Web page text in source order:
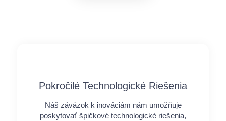
Pokročilé Technologické Riešenia
Náš záväzok k inováciám nám umožňuje
poskytovať špičkové technologické riešenia,